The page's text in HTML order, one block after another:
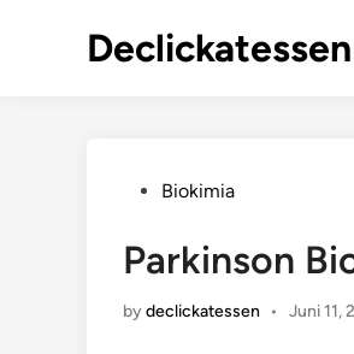
PostedBiokimia
Parkinson
bydeclickatessen • Juni 11,